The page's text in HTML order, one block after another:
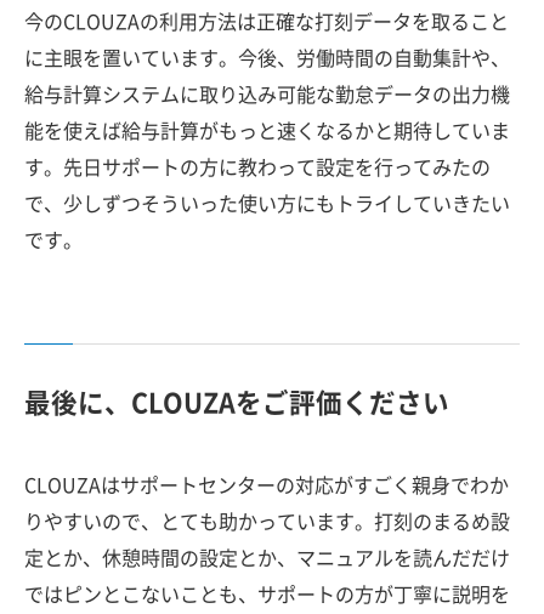
今のCLOUZAの利用方法は正確な打刻データを取ること
に主眼を置いています。今後、労働時間の自動集計や、
給与計算システムに取り込み可能な勤怠データの出力機
能を使えば給与計算がもっと速くなるかと期待していま
す。先日サポートの方に教わって設定を行ってみたの
で、少しずつそういった使い方にもトライしていきたい
です。
最後に、CLOUZAをご評価ください
CLOUZAはサポートセンターの対応がすごく親身でわか
りやすいので、とても助かっています。打刻のまるめ設
定とか、休憩時間の設定とか、マニュアルを読んだだけ
ではピンとこないことも、サポートの方が丁寧に説明を